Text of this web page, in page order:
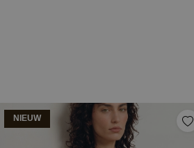
NIEUW